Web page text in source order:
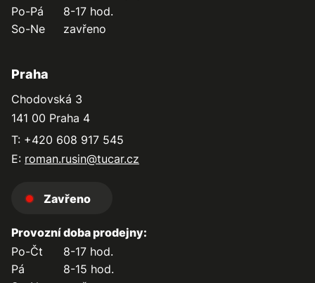
Po-Pá
8-17 hod.
So-Ne
zavřeno
Praha
Chodovská 3
141 00 Praha 4
T: +420 608 917 545
E: roman.rusin@tucar.cz
Zavřeno
Provozní doba prodejny:
Po-Čt
8-17 hod.
Pá
8-15 hod.